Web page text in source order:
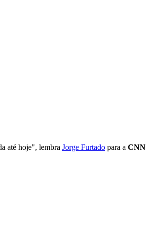
até hoje", lembra Jorge Furtado para a CNN